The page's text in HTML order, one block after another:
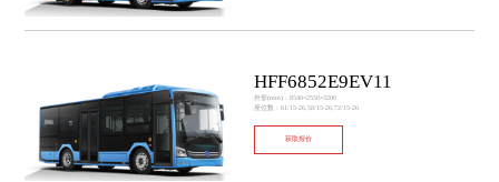
HFF6852E9EV11
外形(mm)：8540×2550×3200
座位数：61/15-26,58/15-26,72/15-26
获取报价